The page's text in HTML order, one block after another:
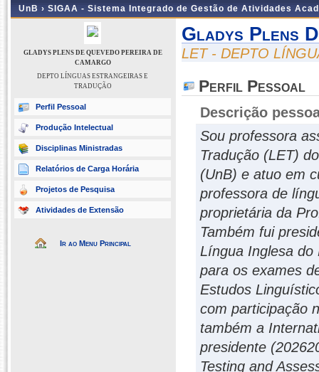
UnB › SIGAA - Sistema Integrado de Gestão de Atividades
GLADYS PLENS DE QUEVEDO PEREIRA DE
CAMARGO
DEPTO LÍNGUAS ESTRANGEIRAS E
TRADUÇÃO
Perfil Pessoal
Produção Intelectual
Disciplinas Ministradas
Relatórios de Carga Horária
Projetos de Pesquisa
Atividades de Extensão
Ir ao Menu Principal
Gladys Plens
LET - DEPTO
Perfil Pessoal
Descrição
Sou professora
Tradução (LET)
(UnB) e atuo em
professora de
proprietária da
Também fui
Língua Inglesa do
para os exames
Estudos
com participação
também a
presidente
Testing and